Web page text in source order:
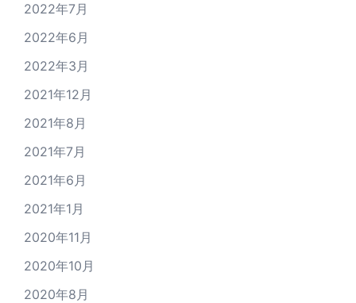
2022年7月
2022年6月
2022年3月
2021年12月
2021年8月
2021年7月
2021年6月
2021年1月
2020年11月
2020年10月
2020年8月